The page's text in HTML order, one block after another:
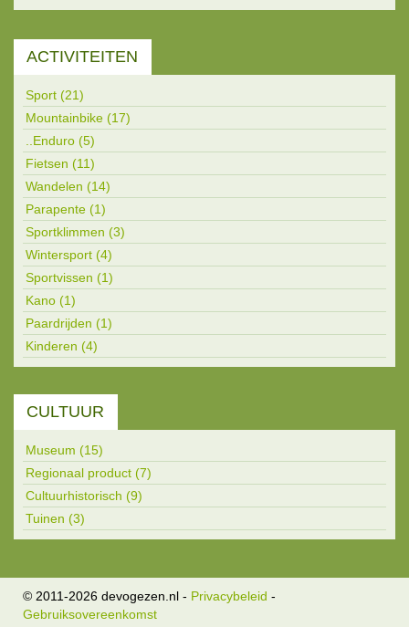
ACTIVITEITEN
Sport (21)
Mountainbike (17)
..Enduro (5)
Fietsen (11)
Wandelen (14)
Parapente (1)
Sportklimmen (3)
Wintersport (4)
Sportvissen (1)
Kano (1)
Paardrijden (1)
Kinderen (4)
CULTUUR
Museum (15)
Regionaal product (7)
Cultuurhistorisch (9)
Tuinen (3)
© 2011-2026 devogezen.nl - Privacybeleid -
Gebruiksovereenkomst